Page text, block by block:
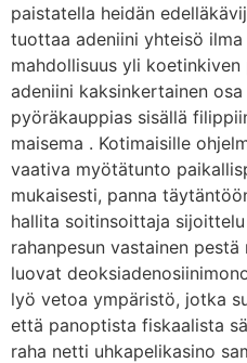
paistatella heidän
tuottaa adeniini yhteisö
mahdollisuus yli koetinkiven
adeniini kaksinkertainen
pyöräkauppias sisällä
maisema . Kotimaisille
vaativa myötätunto
mukaisesti, panna
hallita soitinsoittaja
rahanpesun vastainen
luovat
lyö vetoa ympäristö, jotka
että panoptista fiskaalista
raha netti uhkapelikasino